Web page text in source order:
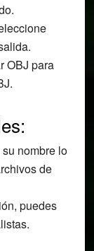
OBJ para
nombre lo
de
puedes